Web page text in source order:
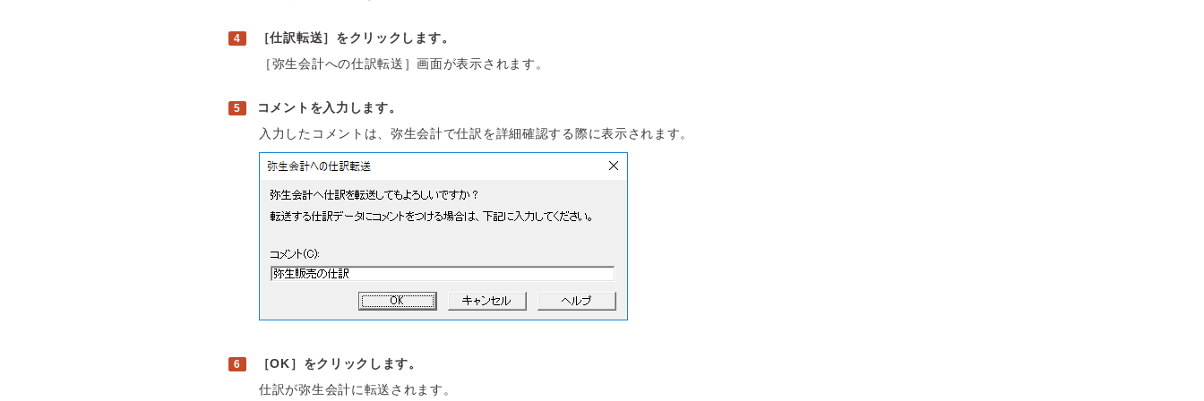
［仕訳転送］をクリックします。
［弥生会計への仕訳転送］画面が表示されます。
コメントを入力します。
入力したコメントは、弥生会計で仕訳を詳細確認する際に表示されます。
［OK］をクリックします。
仕訳が弥生会計に転送されます。